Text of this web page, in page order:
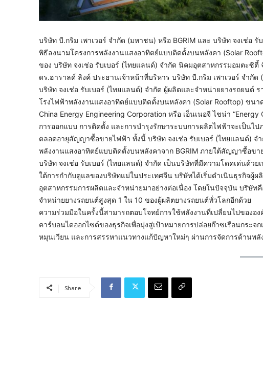
บริษัท บี.กริม เพาเวอร์ จำกัด (มหาชน) หรือ BGRIM และ บริษัท จงเช่อ
พิธีลงนามโครงการพลังงานแสงอาทิตย์แบบติดตั้งบนหลังคา (Solar
ของ บริษัท จงเช่อ รับเบอร์ (ไทยแลนด์) จำกัด นิคมอุตสาหกรรมอมตะซิตี้
ดร.ฮาราลด์ ลิงค์ ประธานเจ้าหน้าที่บริหาร บริษัท บี.กริม เพาเวอร์ จำกั
บริษัท จงเช่อ รับเบอร์ (ไทยแลนด์) จำกัด ผู้ผลิตและจำหน่ายยางรถยนต์
โรงไฟฟ้าพลังงานแสงอาทิตย์แบบติดตั้งบนหลังคา (Solar Rooftop) ขน
China Energy Engineering Corporation หรือ เอ็นเนอจี ไชน่า
การออกแบบ การติดตั้ง และการบำรุงรักษาระบบการผลิตไฟฟ้าจะเป็น
ตลอดอายุสัญญาซื้อขายไฟฟ้า ทั้งนี้ บริษัท จงเช่อ รับเบอร์ (ไทยแลนด์) จ
พลังงานแสงอาทิตย์แบบติดตั้งบนหลังคาจาก BGRIM ภายใต้สัญญาซื้อขา
บริษัท จงเช่อ รับเบอร์ (ไทยแลนด์) จำกัด เป็นบริษัทที่มีความโดดเด่นด้
ใต้การกำกับดูแลของบริษัทแม่ในประเทศจีน บริษัทได้เริ่มดำเนินธุรกิจ
อุตสาหกรรมการผลิตและจำหน่ายมาอย่างต่อเนื่อง โดยในปัจจุบัน บริษั
จำหน่ายยางรถยนต์สูงสุด 1 ใน 10 ของผู้ผลิตยางรถยนต์ทั่วโลกอีกด้วย
ความร่วมมือในครั้งนี้สามารถตอบโจทย์การใช้พลังงานที่เปลี่ยนไปของ
คาร์บอนไดออกไซด์ของธุรกิจเพื่อมุ่งสู่เป้าหมายการปล่อยก๊าซเรือนกระ
หมุนเวียน และการสรรหาแนวทางแก้ปัญหาใหม่ๆ ผ่านการจัดการด้าน
Share